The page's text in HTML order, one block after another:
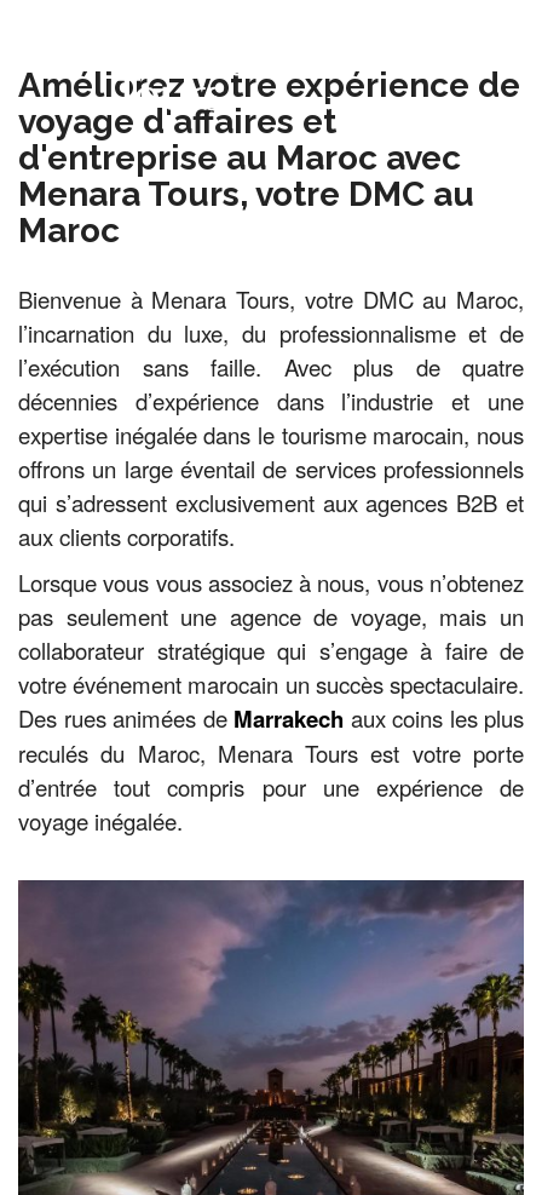
Améliorez votre expérience de
voyage d'affaires et
d'entreprise au Maroc avec
Menara Tours, votre DMC au
Maroc
Bienvenue à Menara Tours, votre DMC au Maroc,
l’incarnation du luxe, du professionnalisme et de
l’exécution sans faille. Avec plus de quatre
décennies d’expérience dans l’industrie et une
expertise inégalée dans le tourisme marocain, nous
offrons un large éventail de services professionnels
qui s’adressent exclusivement aux agences B2B et
aux clients corporatifs.
Lorsque vous vous associez à nous, vous n’obtenez
pas seulement une agence de voyage, mais un
collaborateur stratégique qui s’engage à faire de
votre événement marocain un succès spectaculaire.
Des rues animées de Marrakech aux coins les plus
reculés du Maroc, Menara Tours est votre porte
d’entrée tout compris pour une expérience de
voyage inégalée.
Accueil
Voyages
Activités
Service
Pro
/
M.I.C.E.
Contact